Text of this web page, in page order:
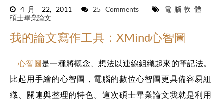
4月 22, 2011 25 Comments
電腦軟體
碩士畢業論文
我的論文寫作工具：XMind心智圖
心智圖是一種將概念、想法以連線組織起來的筆記法。
比起用手繪的心智圖，電腦的數位心智圖更具備容易組
織、關連與整理的特色。這次碩士畢業論文我就是利用